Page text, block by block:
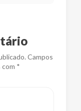
Campos
com *